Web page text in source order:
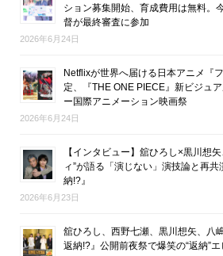
ション募集開始、育成費用は無料。
督が最終審査に参加
2026年6月24日
Netflixが世界へ届ける日本アニメ『
定、『THE ONE PIECE』新ビジュ
ー国際アニメーション映画祭
2026年6月24日
【インタビュー】舘ひろし×黒川想
ィ”が語る「演じない」演技論と再
納!?』
2026年6月23日
舘ひろし、西野七瀬、黒川想矢、八
返納!?』公開前夜祭で爆笑の“返納”